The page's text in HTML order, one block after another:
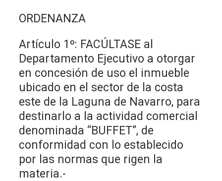
ORDENANZA
Artículo 1º: FACÚLTASE al
Departamento Ejecutivo a otorgar
en concesión de uso el inmueble
ubicado en el sector de la costa
este de la Laguna de Navarro, para
destinarlo a la actividad comercial
denominada “BUFFET”, de
conformidad con lo establecido
por las normas que rigen la
materia.-